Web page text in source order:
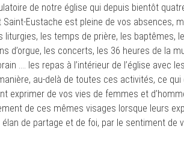
de notre église qui depuis bientôt
Eustache est pleine de vos absences,
liturgies, les temps de prière, les baptêmes,
d’orgue, les concerts, les 36 heures de la
…. les repas à l’intérieur de l’église avec
au-delà de toutes ces activités, ce
exprimer de vos vies de femmes et
de ces mêmes visages lorsque leurs
de partage et de foi, par le sentiment de